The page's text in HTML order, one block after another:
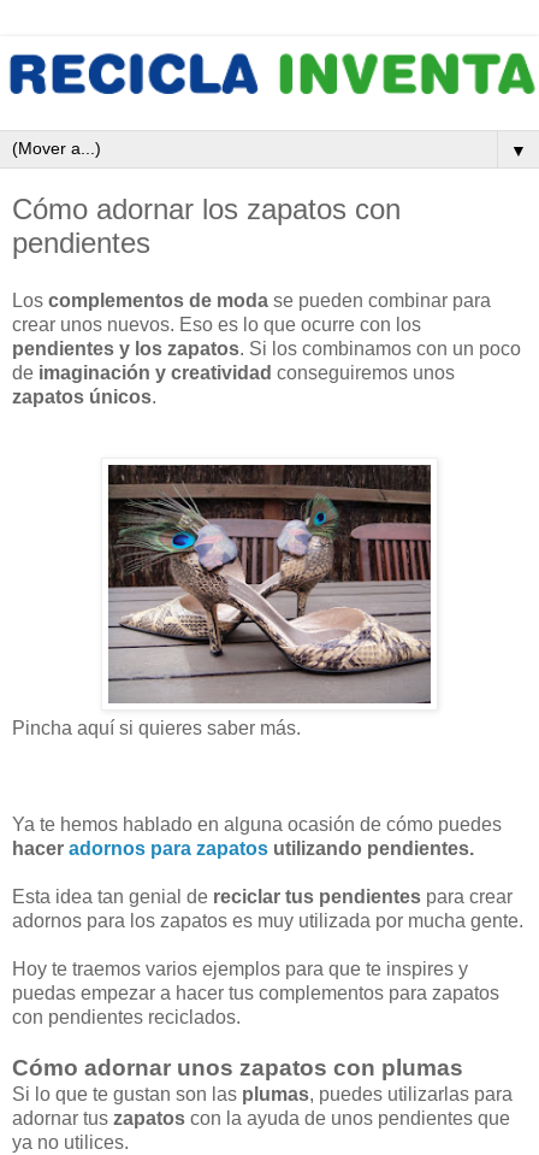
▼
Cómo adornar los zapatos con
pendientes
Los complementos de moda se pueden combinar para
crear unos nuevos. Eso es lo que ocurre con los
pendientes y los zapatos. Si los combinamos con un poco
de imaginación y creatividad conseguiremos unos
zapatos únicos.
Pincha aquí si quieres saber más.
Ya te hemos hablado en alguna ocasión de cómo puedes
hacer adornos para zapatos utilizando pendientes.
Esta idea tan genial de reciclar tus pendientes para crear
adornos para los zapatos es muy utilizada por mucha gente.
Hoy te traemos varios ejemplos para que te inspires y
puedas empezar a hacer tus complementos para zapatos
con pendientes reciclados.
Cómo adornar unos zapatos con plumas
Si lo que te gustan son las plumas, puedes utilizarlas para
adornar tus zapatos con la ayuda de unos pendientes que
ya no utilices.